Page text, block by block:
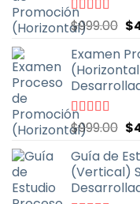
Valorado
con
5
$999.00 El
$
Examen
Valorado
con
5
$999.00 El
$
Guía de
(Vertical)